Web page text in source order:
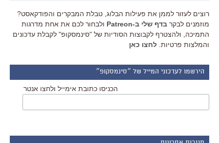
רוצים לעזור לממן את פעילות הבלוג, טבלת המבקרים והפודקאסט?
מוזמנים לבקר בדף שלי ב-Patreon
ולבחור לכם את אחת מדרגות
התמיכה, ולהצטרף לקבוצות הסודיות של "סינמסקופ" לקבלת עדכונים
והמלצות פרטיות. לחצו כאן
הירשמו לעדכוני המייל של ״סינמסקופ״
הכניסו כתובת אימייל ולחצו אנטר